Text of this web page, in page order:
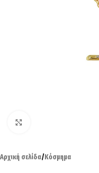
Αρχική σελίδα/Κόσμημα